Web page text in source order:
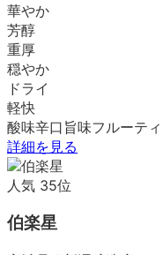
華やか
芳醇
重厚
穏やか
ドライ
軽快
酸味辛口 旨味フルーティ
詳細を見る
人気 35位
伯楽星